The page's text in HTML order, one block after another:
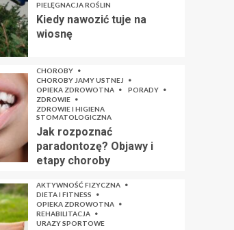
PIELĘGNACJA ROŚLIN
Kiedy nawozić tuje na
wiosnę
CHOROBY
CHOROBY JAMY USTNEJ
OPIEKA ZDROWOTNA
PORADY
ZDROWIE
ZDROWIE I HIGIENA
STOMATOLOGICZNA
Jak rozpoznać
paradontozę? Objawy i
etapy choroby
AKTYWNOŚĆ FIZYCZNA
DIETA I FITNESS
OPIEKA ZDROWOTNA
REHABILITACJA
URAZY SPORTOWE